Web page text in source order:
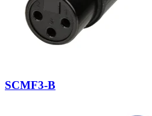
SCMF3-B